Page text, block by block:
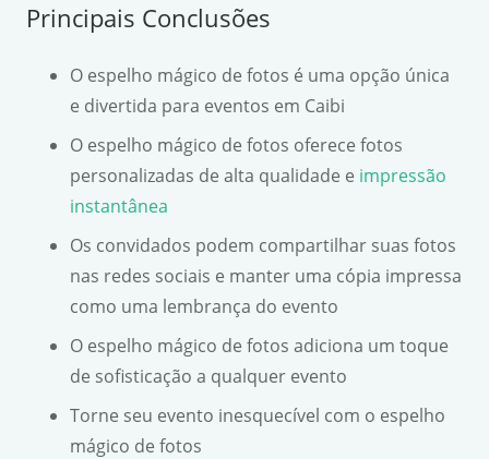
Principais Conclusões
O espelho mágico de fotos é uma opção única
e divertida para eventos em Caibi
O espelho mágico de fotos oferece fotos
personalizadas de alta qualidade e impressão
instantânea
Os convidados podem compartilhar suas fotos
nas redes sociais e manter uma cópia impressa
como uma lembrança do evento
O espelho mágico de fotos adiciona um toque
de sofisticação a qualquer evento
Torne seu evento inesquecível com o espelho
mágico de fotos